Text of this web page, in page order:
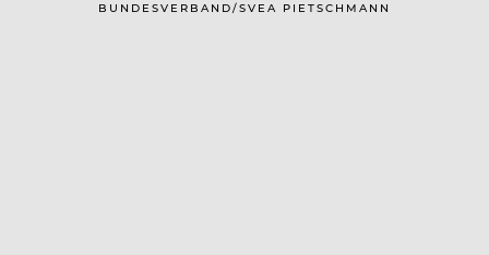
BUNDESVERBAND/SVEA PIETSCHMANN